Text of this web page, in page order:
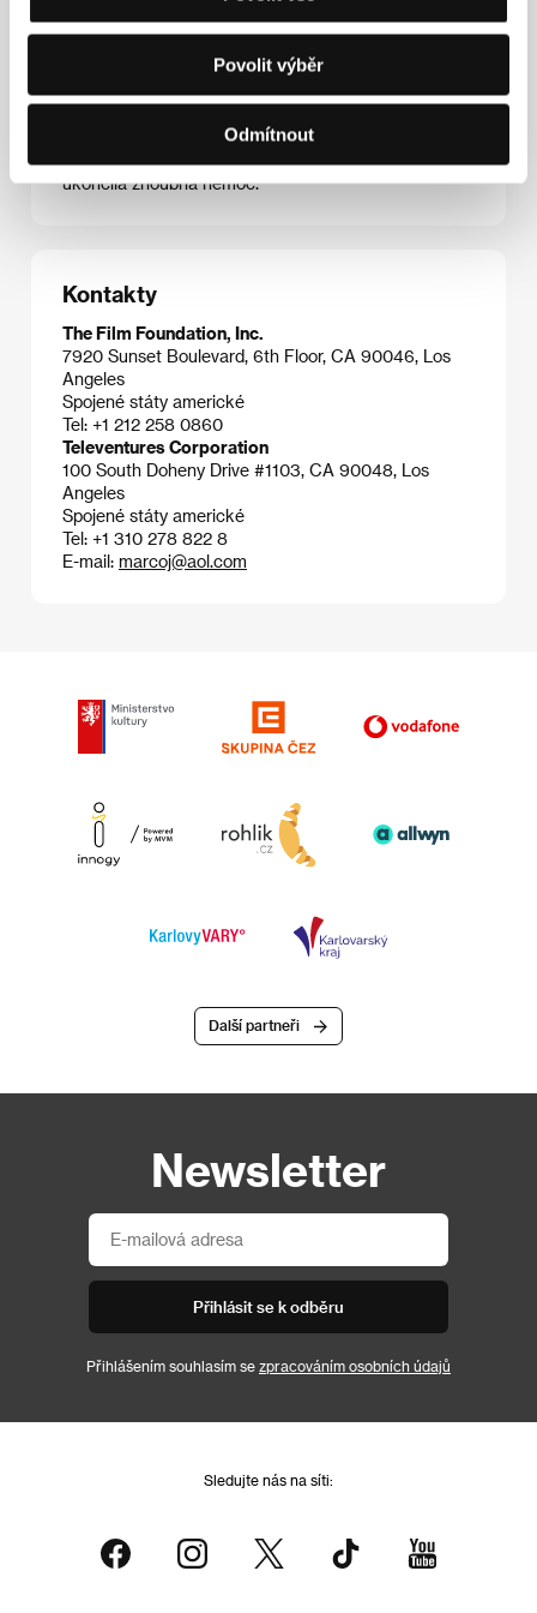
Povolit výběr
Odmítnout
1960) aTřpyt v trávě(Splendor in the Grass, 1961)
dva roky později překvapila odvážným režijním
debutemWanda, který jí na benátském festivalu
ztroskotalo na nedostatku financí několik projektů
talentované autorky, jejíž kariéru i život předčasně
ukončila zhoubná nemoc.
Kontakty
The Film Foundation, Inc.
7920 Sunset Boulevard, 6th Floor, CA 90046, Los
Angeles
Spojené státy americké
Tel: +1 212 258 0860
Televentures Corporation
100 South Doheny Drive #1103, CA 90048, Los
Angeles
Spojené státy americké
Tel: +1 310 278 822 8
E-mail: marcoj@aol.com
Další partneři
Newsletter
Přihlásit se k odběru
Přihlášením souhlasím se zpracováním osobních údajů
Sledujte nás na síti: